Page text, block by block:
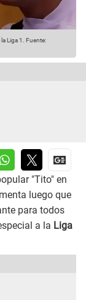
Liga 1. Fuente:
"Tito" en
luego que
para todos
a la Liga